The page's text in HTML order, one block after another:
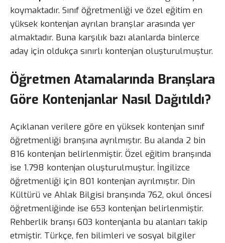
koymaktadır. Sınıf öğretmenliği ve özel eğitim en
yüksek kontenjan ayrılan branşlar arasında yer
almaktadır. Buna karşılık bazı alanlarda binlerce
aday için oldukça sınırlı kontenjan oluşturulmuştur.
Öğretmen Atamalarında Branşlara
Göre Kontenjanlar Nasıl Dağıtıldı?
Açıklanan verilere göre en yüksek kontenjan sınıf
öğretmenliği branşına ayrılmıştır. Bu alanda 2 bin
816 kontenjan belirlenmiştir. Özel eğitim branşında
ise 1.798 kontenjan oluşturulmuştur. İngilizce
öğretmenliği için 801 kontenjan ayrılmıştır. Din
Kültürü ve Ahlak Bilgisi branşında 762, okul öncesi
öğretmenliğinde ise 653 kontenjan belirlenmiştir.
Rehberlik branşı 603 kontenjanla bu alanları takip
etmiştir. Türkçe, fen bilimleri ve sosyal bilgiler